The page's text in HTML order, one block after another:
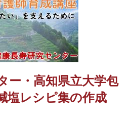
ー・高知県立大学包
塩レシピ集の作成